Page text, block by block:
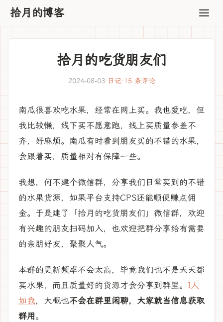
拾月的博客
拾月的吃货朋友们
2024-08-03· 日记· 15 条评论
南瓜很喜欢吃水果，经常在网上买。我也爱吃，但
我比较懒，线下买不愿意跑，线上买质量参差不
齐，好麻烦。南瓜有时看到朋友买的不错的水果，
会跟着买，质量相对有保障一些。
我想，何不建个微信群，分享我们日常买到的不错
的水果货源，如果平台支持CPS还能顺便赚点佣
金。于是建了「拾月的吃货朋友们」微信群，欢迎
有兴趣的朋友扫码加入，也欢迎把群分享给有需要
的亲朋好友，聚聚人气。
本群的更新频率不会太高，毕竟我们也不是天天都
买水果，而且质量好的货源才会分享到群里。 I人
如我，大概也不会在群里闲聊，大家就当信息获取
群用 。